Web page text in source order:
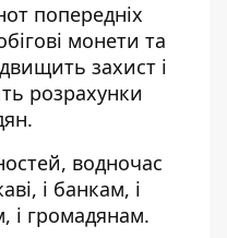
попередніх
монети та
захист і
розрахунки
водночас
і банкам, і
і громадянам.